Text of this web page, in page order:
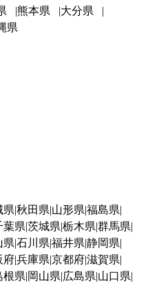
熊本県
大分県
県
県 秋田県 山形県 福島県
葉県 茨城県 栃木県 群馬県
県 石川県 福井県 静岡県
府兵庫県 京都府滋賀県
根県 岡山県 広島県 山口県